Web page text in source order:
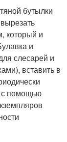
бутылки
который и
и
слесарей и
вставить в
с помощью